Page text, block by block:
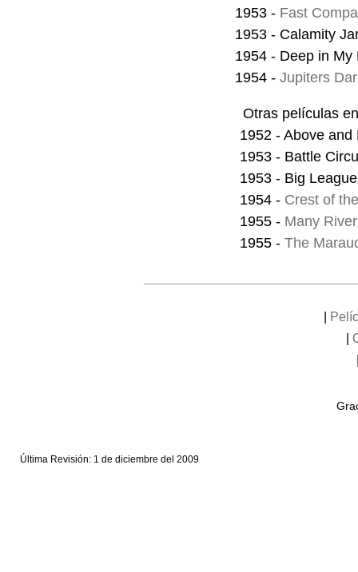
1953 - Fast
1953 - Calamity
1954 - Deep in
1954 - Jupiters
Otras películas
1952 - Above and
1953 - Battle
1953 - Big
1954 - Crest of
1955 - Many
1955 - The
Última Revisión: 1 de diciembre del 2009